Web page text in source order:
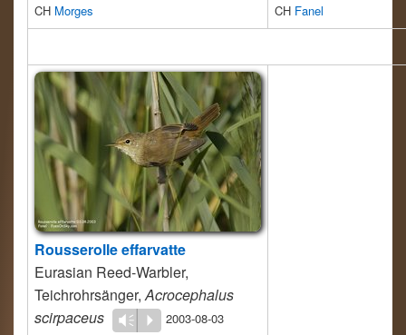
CH Morges
CH Fanel
Rousserolle effarvatte
Eurasian Reed-Warbler,
Teichrohrsänger,Acrocephalus
scirpaceus
Vm P
2003-08-03